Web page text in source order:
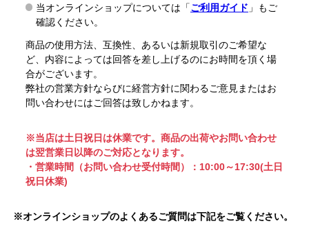
当オンラインショップについては「ご利用ガイド 」もご
確認ください。
商品の使用方法、互換性、あるいは新規取引のご希望な
ど、内容によっては回答を差し上げるのにお時間を頂く場
合がございます。
弊社の営業方針ならびに経営方針に関わるご意見またはお
問い合わせにはご回答は致しかねます。
※当店は土日祝日は休業です。商品の出荷やお問い合わせ
は翌営業日以降のご対応となります。
・営業時間（お問い合わせ受付時間）：10:00～17:30(土日
祝日休業)
※オンラインショップのよくあるご質問は下記をご覧ください。